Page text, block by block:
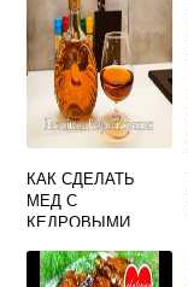
КАК СДЕЛАТЬ
МЕД С
КЕДРОВЫМИ